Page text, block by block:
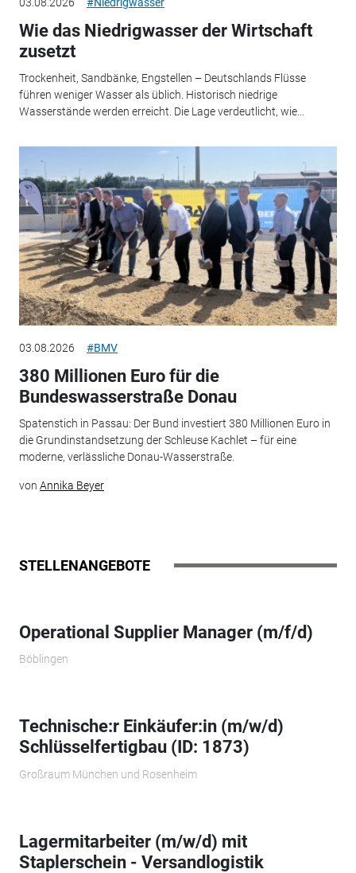
Wie das Niedrigwasser der Wirtschaft
zusetzt
Trockenheit, Sandbänke, Engstellen – Deutschlands Flüsse
führen weniger Wasser als üblich. Historisch niedrige
Wasserstände werden erreicht. Die Lage verdeutlicht, wie...
03.08.2026 #BMV
380 Millionen Euro für die
Bundeswasserstraße Donau
Spatenstich in Passau: Der Bund investiert 380 Millionen Euro in
die Grundinstandsetzung der Schleuse Kachlet – für eine
moderne, verlässliche Donau-Wasserstraße.
von Annika Beyer
STELLENANGEBOTE
Operational Supplier Manager (m/f/d)
Böblingen
Technische:r Einkäufer:in (m/w/d)
Schlüsselfertigbau (ID: 1873)
Großraum München und Rosenheim
Lagermitarbeiter (m/w/d) mit
Staplerschein - Versandlogistik